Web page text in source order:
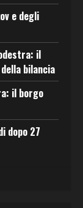
e degli
il
bilancia
il borgo
dopo 27